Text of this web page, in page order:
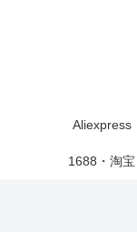
Aliexpress
1688・淘宝